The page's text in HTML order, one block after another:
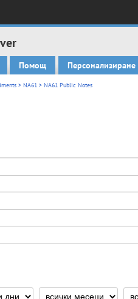
Помощ Персонализиране
> NA61 > NA61 Public Notes